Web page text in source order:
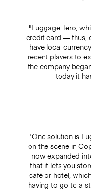
"LuggageHero,
credit card — thus,
have local
recent players to
the company
today it
"One solution is
on the scene in
now expanded
that it lets you
café or hotel,
having to go to a